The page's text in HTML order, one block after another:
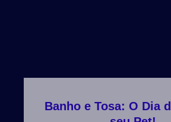
Banho e Tosa: O Dia